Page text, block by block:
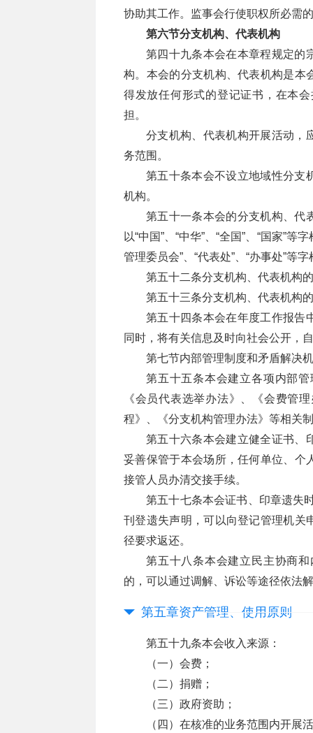
协助其工作。监事会行使职权所必需
第六节分支机构、代表机构
第四十九条本会在本章程规定的
构。本会的分支机构、代表机构是本
得发放任何形式的登记证书，在本
担。
分支机构、代表机构开展活动，
务范围。
第五十条本会不设立地域性分支
机构。
第五十一条本会的分支机构、代
以“中国”、“中华”、“全国”、“国家”等
管理委员会”、“代表处”、“办事处”等
第五十二条分支机构、代表机构
第五十三条分支机构、代表机构
第五十四条本会在年度工作报告
同时，将有关信息及时向社会公开，
第七节内部管理制度和矛盾解决
第五十五条本会建立各项内部
《会员代表选举办法》、《会费管
程》、《分支机构管理办法》等相关
第五十六条本会建立健全证书、
妥善保管于本会场所，任何单位、个
接管人员办清交接手续。
第五十七条本会证书、印章遗失
刊登遗失声明，可以向登记管理机关
径要求返还。
第五十八条本会建立民主协商
的，可以通过调解、诉讼等途径依法
第五章资产管理、使用原则
第五十九条本会收入来源：
（一）会费；
（二）捐赠；
（三）政府资助；
（四）在核准的业务范围内开展